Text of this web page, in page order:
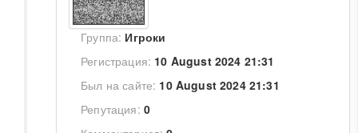
Группа: Игроки
Регистрация: 10 August 2024 21:31
Был на сайте: 10 August 2024 21:31
Репутация: 0